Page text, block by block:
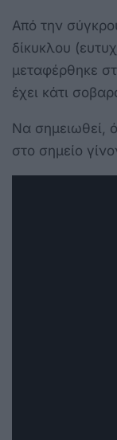
Από την
δίκυκλου
μεταφέρθηκε
έχει κάτι
Να σημειωθεί,
στο σημείο